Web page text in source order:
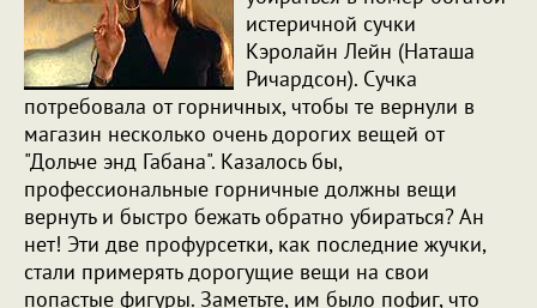
истеричной сучки
Кэролайн Лейн (Наташа
Ричардсон). Сучка
потребовала от горничных, чтобы те вернули в
магазин несколько очень дорогих вещей от
"Дольче энд Габана". Казалось бы,
профессиональные горничные должны вещи
вернуть и быстро бежать обратно убираться? Ан
нет! Эти две профурсетки, как последние жучки,
стали примерять дорогущие вещи на свои
попастые фигуры. Заметьте, им было пофиг, что